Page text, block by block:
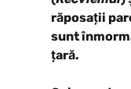
răposații
sunt
țară.